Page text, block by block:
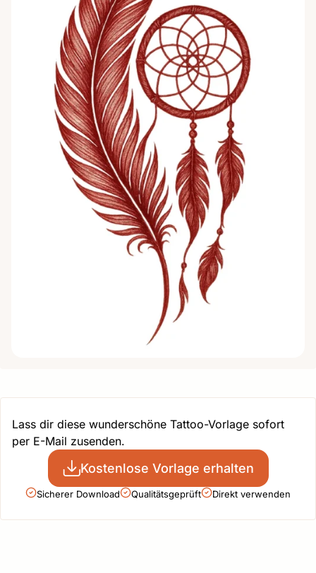
Lass dir diese wunderschöne Tattoo-Vorlage sofort
per E-Mail zusenden.
Kostenlose Vorlage erhalten
Sicherer Download Qualitätsgeprüft Direkt verwenden